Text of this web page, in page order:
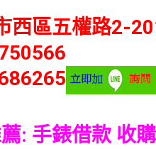
西區五權路2-
: 手錶借款 收